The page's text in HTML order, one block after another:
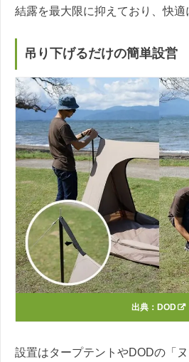
結露を最大限に抑えており、快適
吊り下げるだけの簡単設営
出典： DOD
設置はタープテントやDODの「